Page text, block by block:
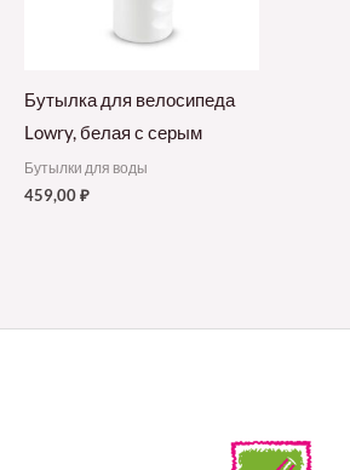
Бутылка для велосипеда
Lowry, белая с серым
Бутылки для воды
459,00₽